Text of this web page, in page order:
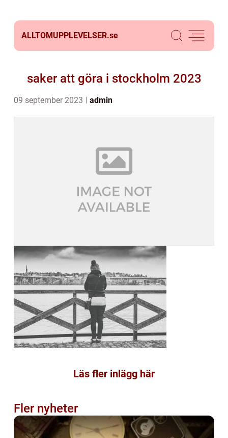
ALLTOMUPPLEVELSER.se
saker att göra i stockholm 2023
09 september 2023 admin
Läs fler inlägg här
Fler nyheter